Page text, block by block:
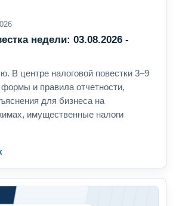
недели: 03.08.2026 -
В центре налоговой повестки 3–9
и правила отчетности,
для бизнеса на
имущественные налоги